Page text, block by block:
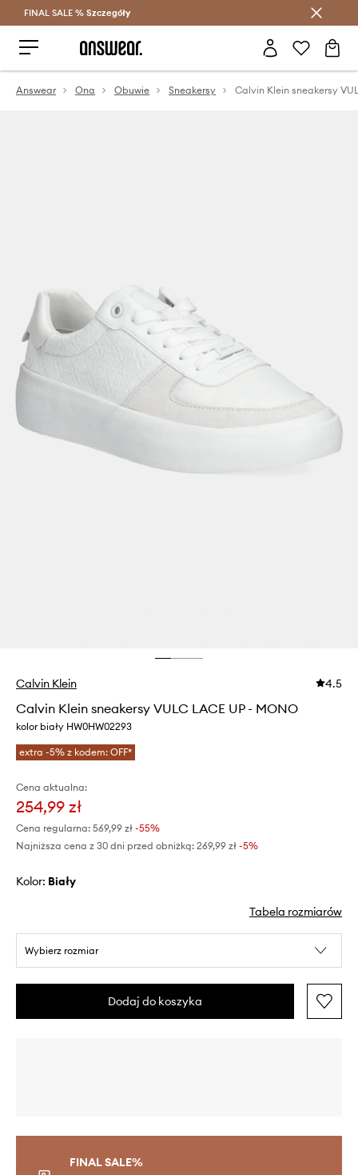
Oszczędzaj z Answear Club >
FINAL SALE % Szczegóły
Answear Ona Obuwie Sneakersy
Calvin Klein 4.5
Calvin Klein sneakersy VULC LACE UP - MONO
kolor biały HW0HW02293
extra -5% z kodem: OFF*
Cena aktualna:
254,99 zł
Cena regularna: 569,99 zł -55%
Najniższa cena z 30 dni przed obniżką: 269,99 zł -5%
Kolor: biały
Tabela rozmiarów
Wybierz rozmiar
Dodaj do koszyka
FINAL SALE%